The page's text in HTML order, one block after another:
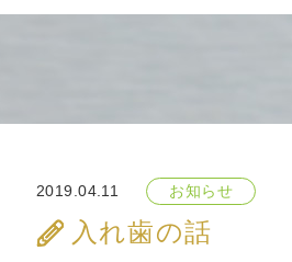
2019.04.11 お知らせ
入れ歯の話